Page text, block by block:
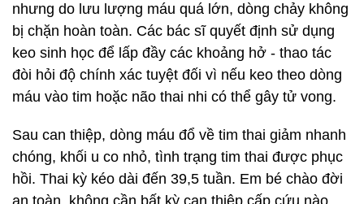
nhưng do lưu lượng máu quá lớn, dòng chảy không
bị chặn hoàn toàn. Các bác sĩ quyết định sử dụng
keo sinh học để lấp đầy các khoảng hở - thao tác
đòi hỏi độ chính xác tuyệt đối vì nếu keo theo dòng
máu vào tim hoặc não thai nhi có thể gây tử vong.
Sau can thiệp, dòng máu đổ về tim thai giảm nhanh
chóng, khối u co nhỏ, tình trạng tim thai được phục
hồi. Thai kỳ kéo dài đến 39,5 tuần. Em bé chào đời
an toàn, không cần bất kỳ can thiệp cấp cứu nào.